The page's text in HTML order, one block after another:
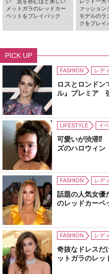
メットガラのレッドカー
ペットをプレイバック
ァッショ
モデルのラ
クをプレイ
PICK UP
FASHION レデ
ロスとロンドン
ル』プレミア
LIFESTYLE イ
可愛いが渋滞⁉
ズのハロウィン
FASHION レデ
話題の人気女
のレッドカーペ
FASHION レデ
奇抜なドレス
ットガラのレッ